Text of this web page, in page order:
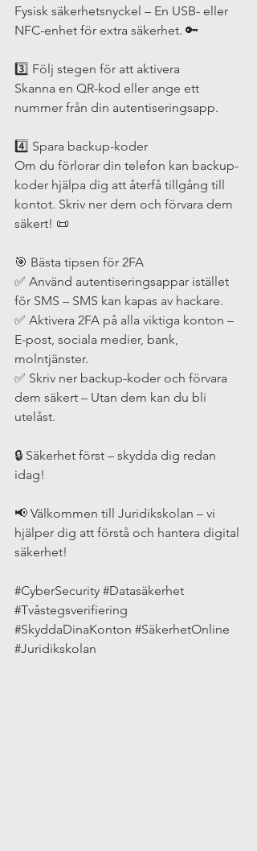
Fysisk säkerhetsnyckel – En USB- eller
NFC-enhet för extra säkerhet. 🔑
3️⃣ Följ stegen för att aktivera
Skanna en QR-kod eller ange ett
nummer från din autentiseringsapp.
4️⃣ Spara backup-koder
Om du förlorar din telefon kan backup-
koder hjälpa dig att återfå tillgång till
kontot. Skriv ner dem och förvara dem
säkert! 📜
🎯 Bästa tipsen för 2FA
✅ Använd autentiseringsappar istället
för SMS – SMS kan kapas av hackare.
✅ Aktivera 2FA på alla viktiga konton –
E-post, sociala medier, bank,
molntjänster.
✅ Skriv ner backup-koder och förvara
dem säkert – Utan dem kan du bli
utelåst.
🔒 Säkerhet först – skydda dig redan
idag!
📢 Välkommen till Juridikskolan – vi
hjälper dig att förstå och hantera digital
säkerhet!
#CyberSecurity #Datasäkerhet
#Tvåstegsverifiering
#SkyddaDinaKonton #SäkerhetOnline
#Juridikskolan